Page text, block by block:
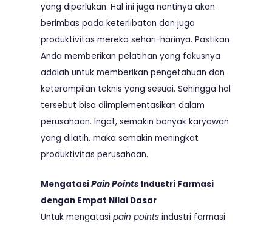
yang diperlukan. Hal ini juga nantinya akan
berimbas pada keterlibatan dan juga
produktivitas mereka sehari-harinya. Pastikan
Anda memberikan pelatihan yang fokusnya
adalah untuk memberikan pengetahuan dan
keterampilan teknis yang sesuai. Sehingga hal
tersebut bisa diimplementasikan dalam
perusahaan. Ingat, semakin banyak karyawan
yang dilatih, maka semakin meningkat
produktivitas perusahaan.
MengatasiPain Points Industri Farmasi
dengan Empat Nilai Dasar
Untuk mengatasi pain points industri farmasi